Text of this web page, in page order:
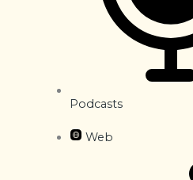
Podcasts
Web